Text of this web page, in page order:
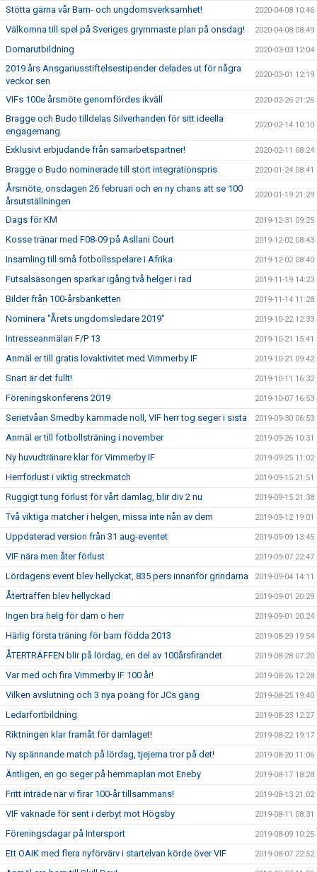
Stötta gärna vår Barn- och ungdomsverksamhet! 2020-04-08 10:46
Välkomna till spel på Sveriges grymmaste plan på onsdag! 2020-04-08 08:49
Domarutbildning 2020-03-03 12:04
2019 års Ansgariusstiftelsestipender delades ut för några
veckor sen
2020-03-01 12:19
VIFs 100e årsmöte genomfördes ikväll 2020-02-26 21:26
Bragge och Budo tilldelas Silverhanden för sitt ideella
engagemang
2020-02-14 10:10
Exklusivt erbjudande från samarbetspartner! 2020-02-11 08:24
Bragge o Budo nominerade till stort integrationspris 2020-01-24 08:41
Årsmöte, onsdagen 26 februari och en ny chans att se 100
årsutställningen
2020-01-19 21:29
Dags för KM 2019-12-31 09:25
Kosse tränar med F08-09 på Asllani Court 2019-12-02 08:43
Insamling till små fotbollsspelare i Afrika 2019-12-02 08:40
Futsalsäsongen sparkar igång två helger i rad 2019-11-19 14:23
Bilder från 100-årsbanketten 2019-11-14 11:28
Nominera "Årets ungdomsledare 2019" 2019-10-22 12:33
Intresseanmälan F/P 13 2019-10-21 15:41
Anmäl er till gratis lovaktivitet med Vimmerby IF 2019-10-21 09:42
Snart är det fullt! 2019-10-11 16:32
Föreningskonferens 2019 2019-10-07 16:53
Serietvåan Smedby kammade noll, VIF herr tog seger i sista 2019-09-30 06:53
Anmäl er till fotbollsträning i november 2019-09-26 10:31
Ny huvudtränare klar för Vimmerby IF 2019-09-25 11:02
Herrförlust i viktig streckmatch 2019-09-15 21:51
Ruggigt tung förlust för vårt damlag, blir div 2 nu 2019-09-15 21:38
Två viktiga matcher i helgen, missa inte nån av dem 2019-09-12 19:01
Uppdaterad version från 31 aug-eventet 2019-09-09 13:45
VIF nära men åter förlust 2019-09-07 22:47
Lördagens event blev hellyckat, 835 pers innanför grindarna 2019-09-04 14:11
Återträffen blev hellyckad 2019-09-01 20:29
Ingen bra helg för dam o herr 2019-09-01 20:24
Härlig första träning för barn födda 2013 2019-08-29 19:54
ÅTERTRÄFFEN blir på lördag, en del av 100årsfirandet 2019-08-28 07:20
Var med och fira Vimmerby IF 100 år! 2019-08-26 12:28
Vilken avslutning och 3 nya poäng för JCs gäng 2019-08-25 19:40
Ledarfortbildning 2019-08-23 12:27
Riktningen klar framåt för damlaget! 2019-08-22 19:17
Ny spännande match på lördag, tjejerna tror på det! 2019-08-20 11:06
Äntligen, en go seger på hemmaplan mot Eneby 2019-08-17 18:28
Fritt inträde när vi firar 100-år tillsammans! 2019-08-13 21:02
VIF vaknade för sent i derbyt mot Högsby 2019-08-11 08:31
Föreningsdagar på Intersport 2019-08-09 10:25
Ett OAIK med flera nyförvärv i startelvan körde över VIF 2019-08-07 22:52